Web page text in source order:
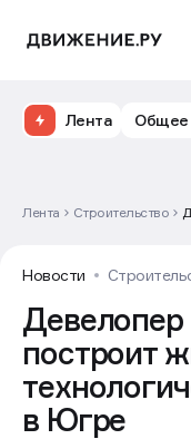
Лента Общее
Лента Строительство
Новости
построит
в Югре